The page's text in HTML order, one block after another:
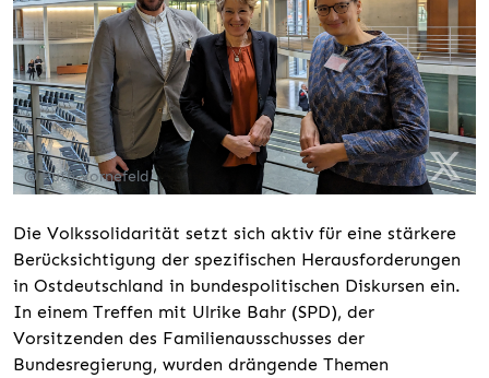
© Ruth Vornefeld
Die Volkssolidarität setzt sich aktiv für eine stärkere
Berücksichtigung der spezifischen Herausforderungen
in Ostdeutschland in bundespolitischen Diskursen ein.
In einem Treffen mit Ulrike Bahr (SPD), der
Vorsitzenden des Familienausschusses der
Bundesregierung, wurden drängende Themen